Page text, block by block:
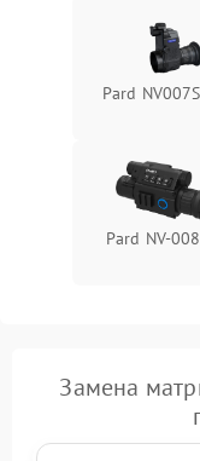
Pard
Pard NV-
Замена